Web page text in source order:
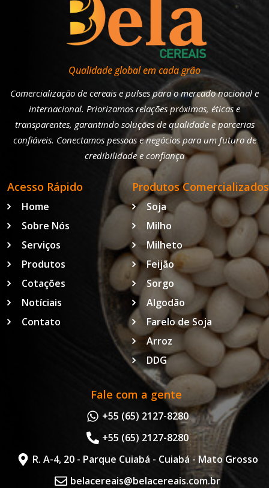
Qualidade global em cada grão
Comercialização de cereais e pulses para o mercado nacional e
internacional. Priorizamos relações próximas, éticas e
transparentes, garantindo soluções de qualidade e parcerias
confiáveis. Conectamos pessoas e negócios para um futuro de
credibilidade e confiança
Acesso Rápido
Home
Sobre Nós
Serviços
Produtos
Cotações
Notíciais
Contato
Produtos Comercializados
Soja
Milho
Milheto
Feijão
Sorgo
Algodão
Farelo de Soja
Arroz
DDG
Fale com a gente
+55 (65) 2127-8280
+55 (65) 2127-8280
R. A-4, 20 - Parque Cuiabá - Cuiabá - Mato Grosso
belacereais@belacereais.com.br